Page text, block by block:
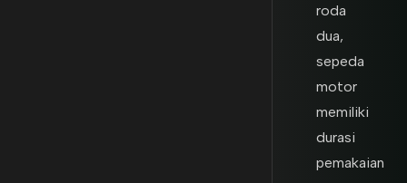
roda
dua,
sepeda
motor
memiliki
durasi
pemakaian